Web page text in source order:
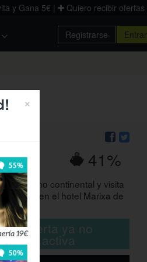
y Gana 5€ | Quiero recibir ofertas
Registrarse Entrar
41%
desayuno continental y visita
cata en el hotel Marixa de
oferta ya no
está activa
×